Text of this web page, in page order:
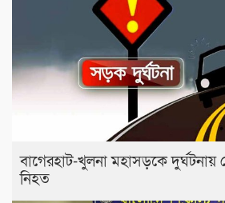
বাগেরহাট-খুলনা মহাসড়কে
নিহত